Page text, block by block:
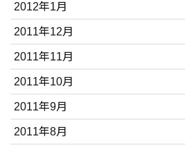
2012年1月
2011年12月
2011年11月
2011年10月
2011年9月
2011年8月